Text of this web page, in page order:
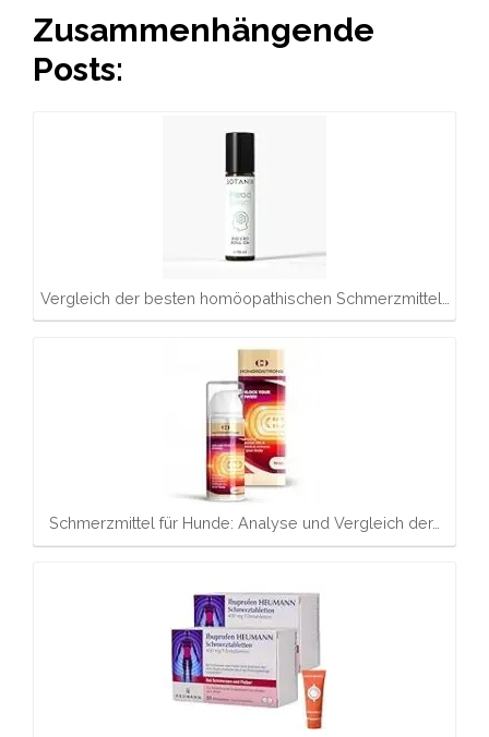
Zusammenhängende
Posts:
Vergleich der besten homöopathischen Schmerzmittel…
Schmerzmittel für Hunde: Analyse und Vergleich der…